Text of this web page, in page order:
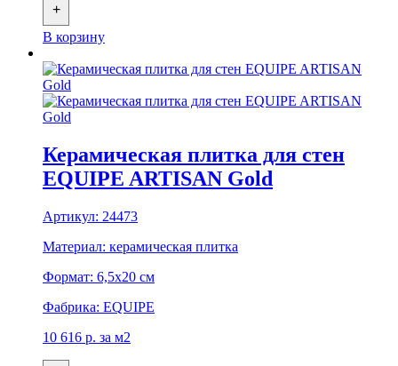
+
В корзину
Керамическая плитка для стен
EQUIPE ARTISAN Gold
Артикул: 24473
Материал: керамическая плитка
Формат: 6,5x20 см
Фабрика: EQUIPE
10 616 р. за м2